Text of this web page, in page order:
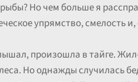
Но чем больше я
упрямство, смелость
произошла в тайге.
Но однажды случилась